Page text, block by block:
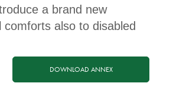
a brand new
comforts also to disabled
DOWNLOAD ANNEX